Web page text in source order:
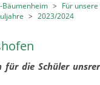
Bäumenheim >
Für unsere
> 2023/2024
für die Schüler unsrer